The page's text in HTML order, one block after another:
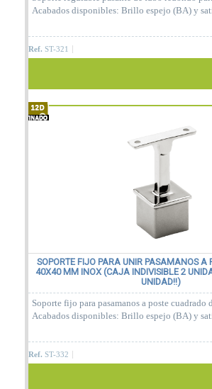
Acabados disponibles: Brillo espejo (BA) y
Ref. ST-321
Añadir a la cesta
SOPORTE FIJO PARA UNIR PASAMANOS A
40X40 MM INOX (CAJA INDIVISIBLE 2
UNIDAD!!)
Soporte fijo para pasamanos a poste cuadrado
Acabados disponibles: Brillo espejo (BA) y
Ref. ST-332